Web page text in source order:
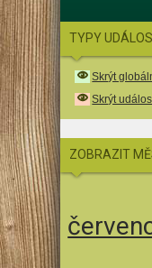
TYPY
Skrýt
Skrýt
ZOBRAZIT